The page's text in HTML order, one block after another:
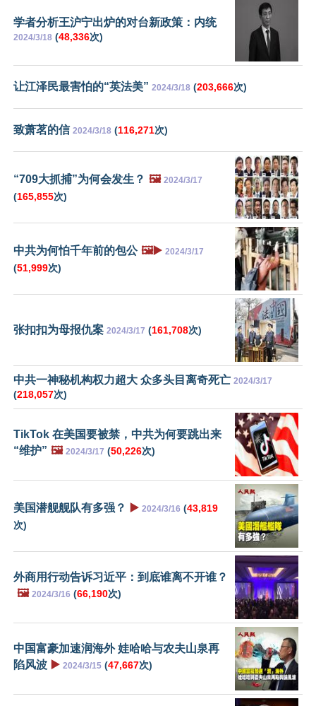
学者分析王沪宁出炉的对台新政策：内统
2024/3/18 (48,336次)
让江泽民最害怕的“英法美” 2024/3/18 (203,666次)
致萧茗的信 2024/3/18 (116,271次)
“709大抓捕”为何会发生？ 🖼️ 2024/3/17
(165,855次)
中共为何怕千年前的包公 🖼️▶️ 2024/3/17
(51,999次)
张扣扣为母报仇案 2024/3/17 (161,708次)
中共一神秘机构权力超大 众多头目离奇死亡 2024/3/17
(218,057次)
TikTok 在美国要被禁，中共为何要跳出来
“维护” 🖼️ 2024/3/17 (50,226次)
美国潜舰舰队有多强？ ▶️ 2024/3/16 (43,819
次)
外商用行动告诉习近平：到底谁离不开谁？
🖼️ 2024/3/16 (66,190次)
中国富豪加速润海外 娃哈哈与农夫山泉再
陷风波 ▶️ 2024/3/15 (47,667次)